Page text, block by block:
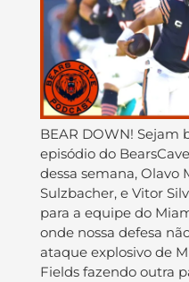
BEAR DOWN! Sejam
episódio do
dessa semana, Olavo
Sulzbacher, e Vitor
para a equipe do
onde nossa defesa
ataque explosivo de
Fields fazendo outra